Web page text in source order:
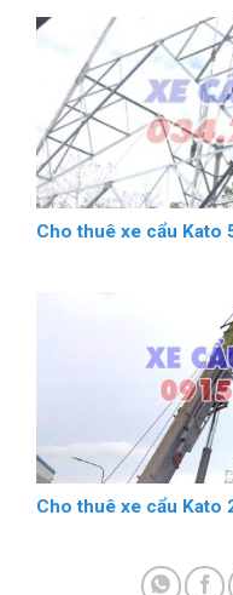
Cho thuê xe cẩu Kato
Cho thuê xe cẩu Kato